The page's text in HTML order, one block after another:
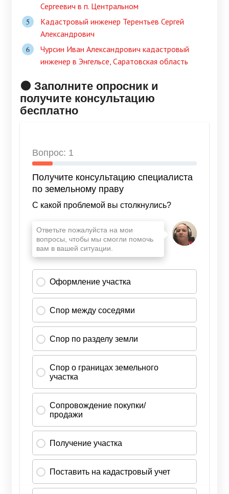
Сергеевич в п. Центральном
Кадастровый инженер Терентьев Сергей
Александрович
Чурсин Иван Александрович кадастровый
инженер в Энгельсе, Саратовская область
🟠 Заполните опросник и
получите консультацию
бесплатно